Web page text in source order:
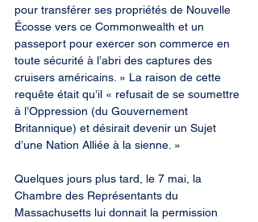
pour transférer ses propriétés de Nouvelle
Écosse vers ce Commonwealth et un
passeport pour exercer son commerce en
toute sécurité à l’abri des captures des
cruisers américains. » La raison de cette
requête était qu’il « refusait de se soumettre
à l’Oppression (du Gouvernement
Britannique) et désirait devenir un Sujet
d’une Nation Alliée à la sienne. »
Quelques jours plus tard, le 7 mai, la
Chambre des Représentants du
Massachusetts lui donnait la permission